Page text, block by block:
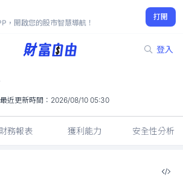
，開啟您的股市智慧導航！
打開
登入
58.10
-0.51%
最近更新時間： 2026/08/10 05:30
財務報表 獲利能力 安全性分析